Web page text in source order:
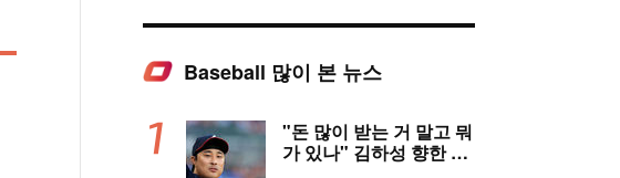
Baseball 많이 본 뉴스
"돈 많이 받는 거 말고 뭐
가 있나" 김하성 향한 현